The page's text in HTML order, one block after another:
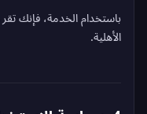
باستخدام الخدمة، فإنك
الأهلية.